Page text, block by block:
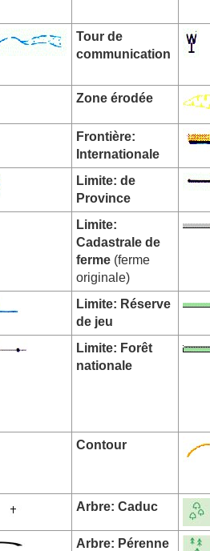
Tour de
communication
Zone érodée
Frontière:
Internationale
Limite: de
Province
Limite:
Cadastrale de
ferme (ferme
originale)
Limite: Réserve
de jeu
Limite: Forêt
nationale
Contour
Arbre: Caduc
Arbre: Pérenne